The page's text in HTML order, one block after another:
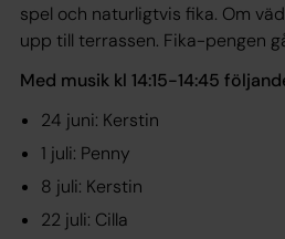
spel och naturligtvis fika. Om
upp till terrassen. Fika-pengen
Med musik kl 14:15-14:45
24 juni: Kerstin
1 juli: Penny
8 juli: Kerstin
22 juli: Cilla